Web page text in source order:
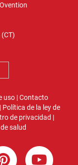
Ovention
uso |Contacto
Política de la ley de
de privacidad |
salud